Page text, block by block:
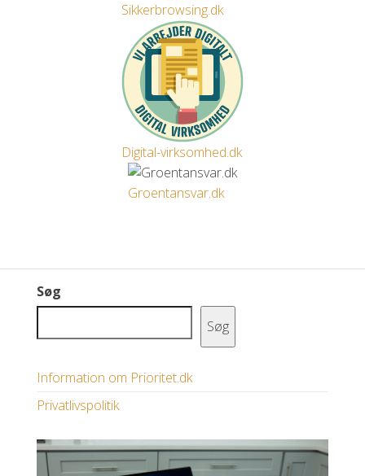
Sikkerbrowsing.dk
Digital-virksomhed.dk
Groentansvar.dk
Søg
Søg
Information om Prioritet.dk
Privatlivspolitik